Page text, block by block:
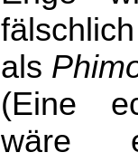
fälschlich
als
(Eine
wäre